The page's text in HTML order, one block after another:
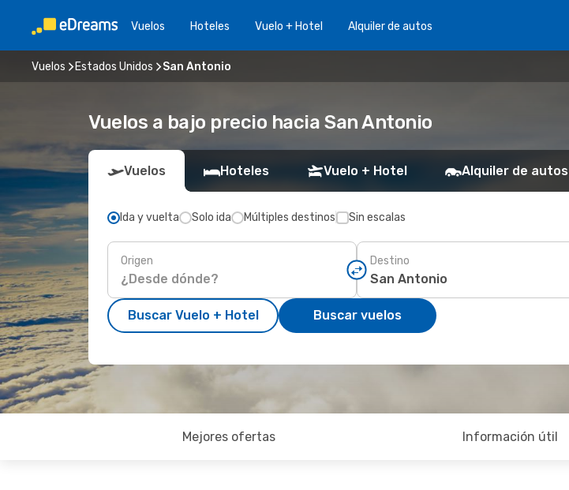
Vuelos Hoteles Vuelo + Hotel Alquiler de autos
Vuelos Estados Unidos San Antonio
Vuelos a bajo precio hacia San Antonio
Vuelos Hoteles Vuelo + Hotel Alquiler de autos
Ida y vuelta Solo ida Múltiples destinos Sin escalas
Origen Destino
Buscar Vuelo + Hotel Buscar vuelos
Mejores ofertas Información útil